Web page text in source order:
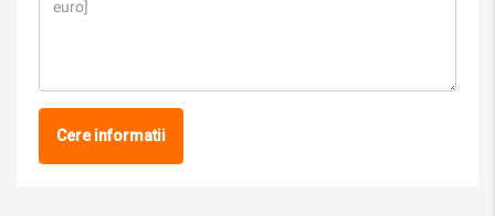
Cere informatii